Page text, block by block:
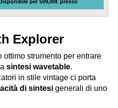
per 509,00€ presso
Explorer
ottimo strumento per entrare
sintesi wavetable.
in stile vintage ci porta
di sintesi generali di uno